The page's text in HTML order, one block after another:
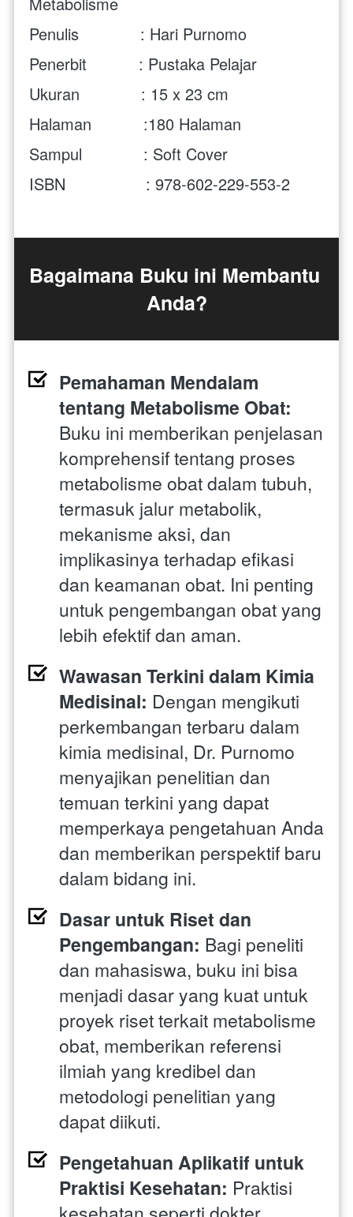
Penulis             : Hari Purnomo
Penerbit           : Pustaka Pelajar
Ukuran             : 15 x 23 cm
Halaman           :180 Halaman
Sampul             : Soft Cover
ISBN                 : 978-602-229-553-2
Bagaimana Buku ini Membantu
Anda?
Pemahaman Mendalam
tentang Metabolisme Obat:
Buku ini memberikan penjelasan
komprehensif tentang proses
metabolisme obat dalam tubuh,
termasuk jalur metabolik,
mekanisme aksi, dan
implikasinya terhadap efikasi
dan keamanan obat. Ini penting
untuk pengembangan obat yang
lebih efektif dan aman.
Wawasan Terkini dalam Kimia
Medisinal: Dengan mengikuti
perkembangan terbaru dalam
kimia medisinal, Dr. Purnomo
menyajikan penelitian dan
temuan terkini yang dapat
memperkaya pengetahuan Anda
dan memberikan perspektif baru
dalam bidang ini.
Dasar untuk Riset dan
Pengembangan: Bagi peneliti
dan mahasiswa, buku ini bisa
menjadi dasar yang kuat untuk
proyek riset terkait metabolisme
obat, memberikan referensi
ilmiah yang kredibel dan
metodologi penelitian yang
dapat diikuti.
Pengetahuan Aplikatif untuk
Praktisi Kesehatan: Praktisi